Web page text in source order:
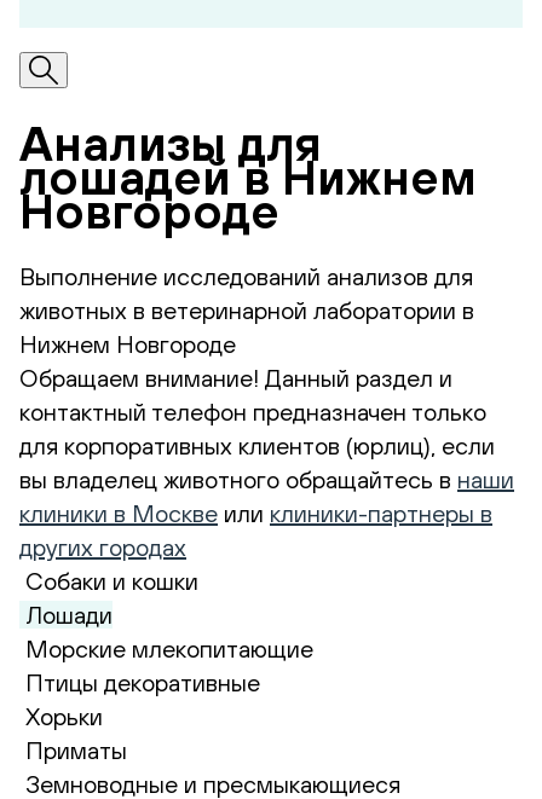
Анализы для
лошадей в Нижнем
Новгороде
Выполнение исследований анализов для
животных в ветеринарной лаборатории в
Нижнем Новгороде
Обращаем внимание! Данный раздел и
контактный телефон предназначен только
для корпоративных клиентов (юрлиц), если
вы владелец животного обращайтесь в наши
клиники в Москве или клиники-партнеры в
других городах
Собаки и кошки
Лошади
Морские млекопитающие
Птицы декоративные
Хорьки
Приматы
Земноводные и пресмыкающиеся